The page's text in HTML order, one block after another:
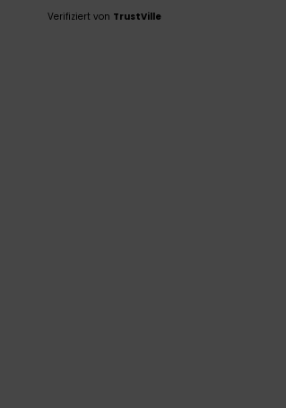
Verifiziert von TrustVille